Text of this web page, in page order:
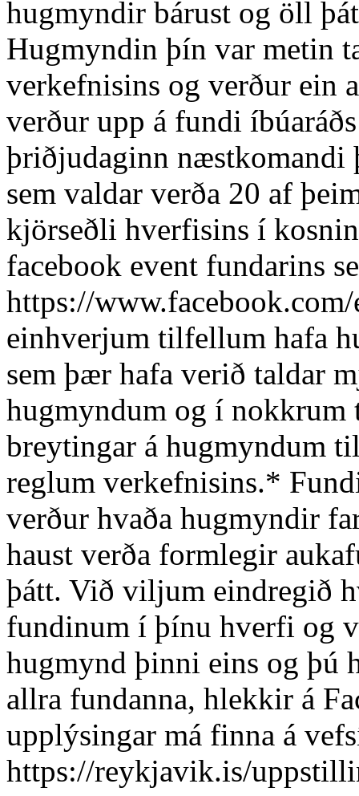
hugmyndir bárust og öll
Hugmyndin þín var metin
verkefnisins og verður ein
verður upp á fundi
þriðjudaginn
sem valdar verða 20 af
kjörseðli hverfisins í
facebook event fundarins
https://
einhverjum tilfellum hafa
sem þær hafa verið taldar
hugmyndum og í
breytingar á hugmyndum
reglum verkefnisins.*
verður hvaða hugmyndir
haust verða formlegir
þátt. Við viljum eindregið
fundinum í þínu hverfi og
hugmynd þinni eins og
allra fundanna, hlekkir á
upplýsingar má finna á
https://reykjavik.is/